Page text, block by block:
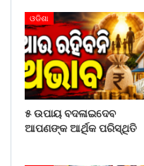
ଓଡିଶା
୫ ଉପାୟ ବଦଳାଇଦେବ
ଆପଣଙ୍କ ଆର୍ଥିକ ପରିସ୍ଥିତି